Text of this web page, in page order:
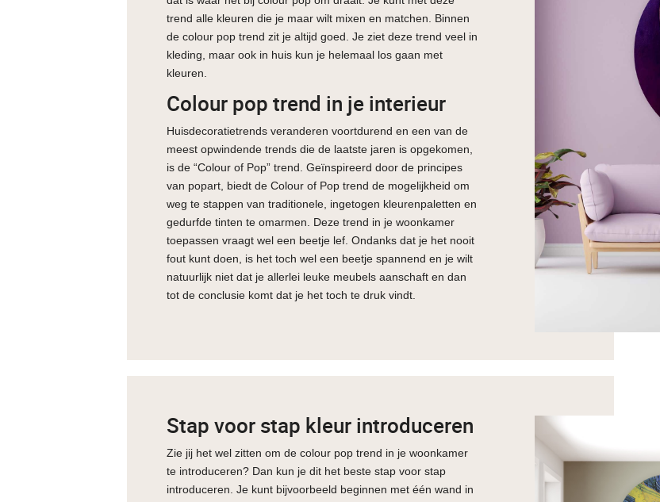
trend alle kleuren die je maar wilt mixen en matchen. Binnen
de colour pop trend zit je altijd goed. Je ziet deze trend veel in
kleding, maar ook in huis kun je helemaal los gaan met
kleuren.
Colour pop trend in je interieur
Huisdecoratietrends veranderen voortdurend en een van de
meest opwindende trends die de laatste jaren is opgekomen,
is de “Colour of Pop” trend. Geïnspireerd door de principes
van popart, biedt de Colour of Pop trend de mogelijkheid om
weg te stappen van traditionele, ingetogen kleurenpaletten en
gedurfde tinten te omarmen. Deze trend in je woonkamer
toepassen vraagt wel een beetje lef. Ondanks dat je het nooit
fout kunt doen, is het toch wel een beetje spannend en je wilt
natuurlijk niet dat je allerlei leuke meubels aanschaft en dan
tot de conclusie komt dat je het toch te druk vindt.
Stap voor stap kleur introduceren
Zie jij het wel zitten om de colour pop trend in je woonkamer
te introduceren? Dan kun je dit het beste stap voor stap
introduceren. Je kunt bijvoorbeeld beginnen met één wand in